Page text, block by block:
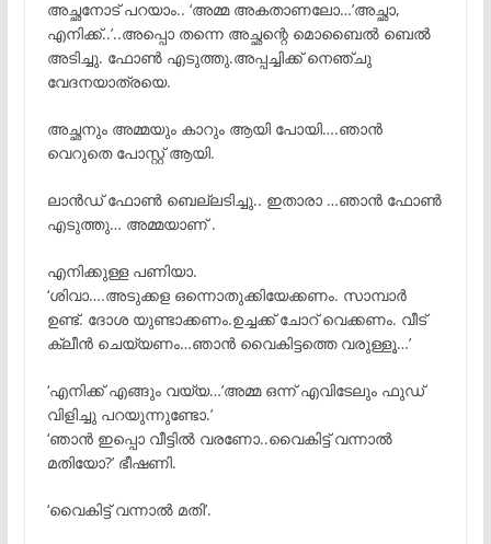
അച്ഛനോട് പറയാം.. ‘അമ്മ അകതാണലോ…’അച്ഛാ,
എനിക്ക്..’..അപ്പൊ തന്നെ അച്ഛന്റെ മൊബൈൽ ബെൽ
അടിച്ചു. ഫോൺ എടുത്തു.അപ്പച്ചിക്ക് നെഞ്ചു
വേദനയാത്രയെ.
അച്ഛനും അമ്മയും കാറും ആയി പോയി….ഞാൻ
വെറുതെ പോസ്റ്റ് ആയി.
ലാൻഡ് ഫോൺ ബെല്ലടിച്ചു.. ഇതാരാ …ഞാൻ ഫോൺ
എടുത്തു… അമ്മയാണ് .
എനിക്കുള്ള പണിയാ.
‘ശിവാ….അടുക്കള ഒന്നൊതുക്കിയേക്കണം. സാമ്പാർ
ഉണ്ട്. ദോശ യുണ്ടാക്കണം.ഉച്ചക്ക് ചോറ് വെക്കണം. വീട്
ക്ലീൻ ചെയ്യണം…ഞാൻ വൈകിട്ടത്തെ വരുള്ളൂ…’
‘എനിക്ക് എങ്ങും വയ്യ…’അമ്മ ഒന്ന് എവിടേലും ഫുഡ്
വിളിച്ചു പറയുന്നുണ്ടോ.’
‘ഞാൻ ഇപ്പൊ വീട്ടിൽ വരണോ..വൈകിട്ട് വന്നാൽ
മതിയോ?’ ഭീഷണി.
‘വൈകിട്ട് വന്നാൽ മതി’.